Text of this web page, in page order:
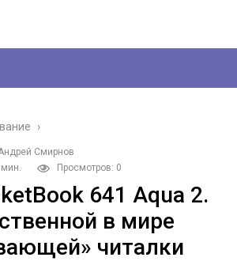
›
Смирнов
Просмотров: 0
641 Aqua 2.
в мире
читалки